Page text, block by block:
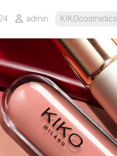
admin KIKOcosmetics